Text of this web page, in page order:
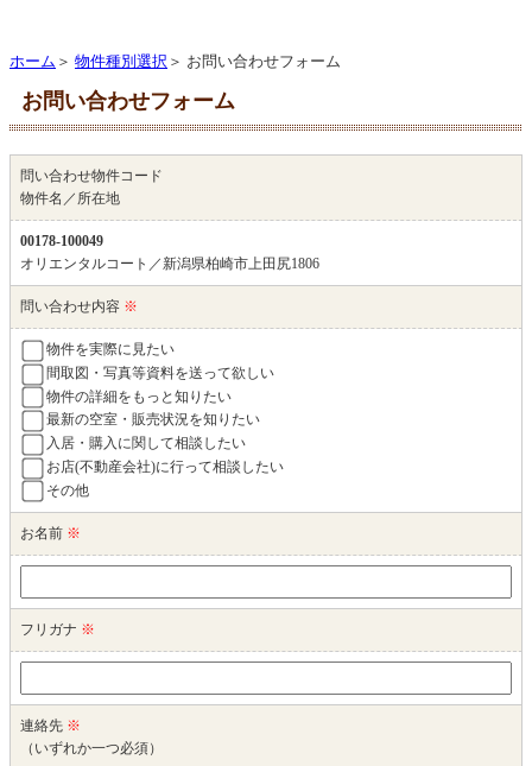
ホーム ＞ 物件種別選択 ＞ お問い合わせフォーム
お問い合わせフォーム
問い合わせ物件コード
物件名／所在地
00178-100049
オリエンタルコート／新潟県柏崎市上田尻1806
問い合わせ内容 ※
物件を実際に見たい
間取図・写真等資料を送って欲しい
物件の詳細をもっと知りたい
最新の空室・販売状況を知りたい
入居・購入に関して相談したい
お店(不動産会社)に行って相談したい
その他
お名前 ※
フリガナ ※
連絡先 ※
（いずれか一つ必須）